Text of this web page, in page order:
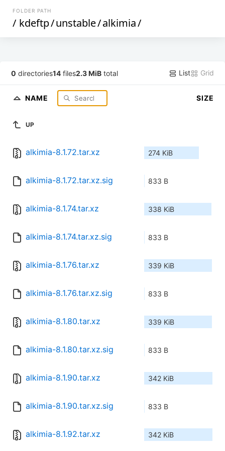
FOLDER PATH
/ kdeftp/unstable/alkimia/
0 directories14 files2.3 MiB total List Grid
NAME SIZE
UP
alkimia-8.1.72.tar.xz 274 KiB
alkimia-8.1.72.tar.xz.sig 833 B
alkimia-8.1.74.tar.xz 338 KiB
alkimia-8.1.74.tar.xz.sig 833 B
alkimia-8.1.76.tar.xz 339 KiB
alkimia-8.1.76.tar.xz.sig 833 B
alkimia-8.1.80.tar.xz 339 KiB
alkimia-8.1.80.tar.xz.sig 833 B
alkimia-8.1.90.tar.xz 342 KiB
alkimia-8.1.90.tar.xz.sig 833 B
alkimia-8.1.92.tar.xz 342 KiB